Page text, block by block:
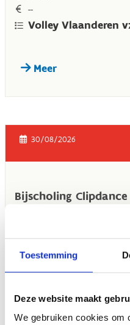
Toestemming
Deze website maakt
We gebruiken cookies om